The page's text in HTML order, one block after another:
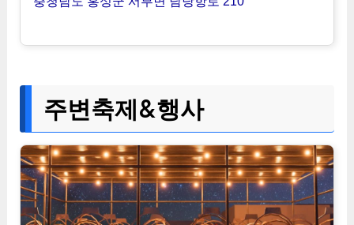
주변축제&행사